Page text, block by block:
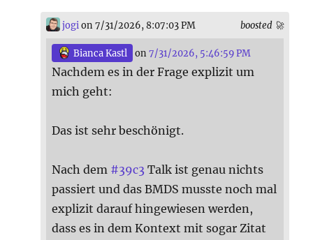
boosted 🚀
jogi on 7/31/2026, 8:07:03 PM
Bianca Kastl on7/31/2026, 5:46:59 PM
Nachdem es in der Frage explizit um
mich geht:
Das ist sehr beschönigt.
Nach dem #39c3 Talk ist genau nichts
passiert und das BMDS musste noch mal
explizit darauf hingewiesen werden,
dass es in dem Kontext mit sogar Zitat